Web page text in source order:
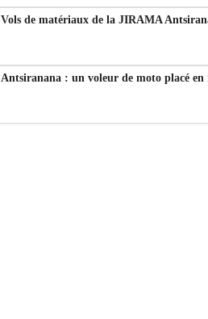
Vols de matériaux de la JIRAMA
Antsiranana : un voleur de moto placé en